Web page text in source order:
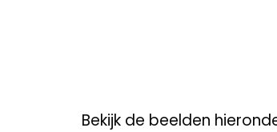
Bekijk de beelden